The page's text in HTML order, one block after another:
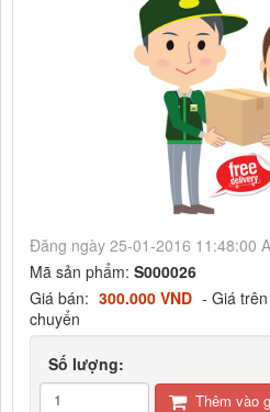
Đăng ngày 25-01-2016 11:48:00
Mã sản phẩm: S000026
Giá bán: 300.000 VND - Giá
chuyển
Số lượng:
Thêm vào